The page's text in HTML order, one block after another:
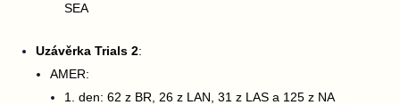
SEA
Uzávěrka Trials 2:
AMER:
1. den: 62 z BR, 26 z LAN, 31 z LAS a 125 z NA